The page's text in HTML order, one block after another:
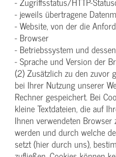
- jeweils übertragene
- Website, von der die
- Browser
- Betriebssystem und
- Sprache und Version der
(2) Zusätzlich zu den zuvor
bei Ihrer Nutzung unserer
Rechner gespeichert. Bei
kleine Textdateien, die auf
Ihnen verwendeten
werden und durch welche
setzt (hier durch uns),